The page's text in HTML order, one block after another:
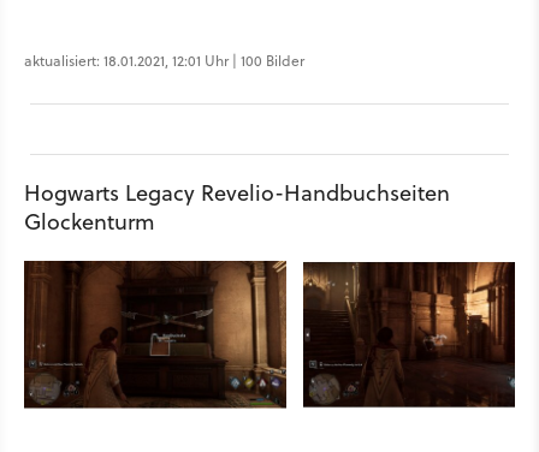
aktualisiert: 18.01.2021, 12:01 Uhr | 100 Bilder
Hogwarts Legacy Revelio-Handbuchseiten
Glockenturm